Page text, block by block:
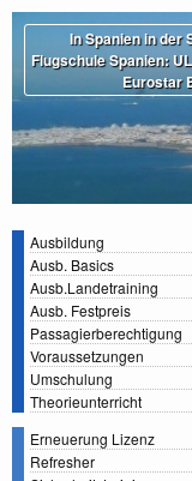
In Spanien in der
Flugschule Spanien:
Eurostar
Ausbildung
Ausb. Basics
Ausb.Landetraining
Ausb. Festpreis
Passagierberechtigung
Voraussetzungen
Umschulung
Theorieunterricht
Erneuerung Lizenz
Refresher